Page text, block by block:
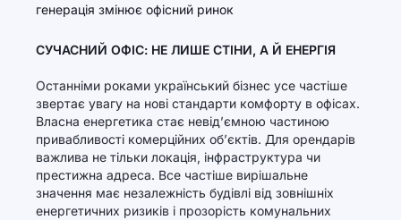
СУЧАСНИЙ ОФІС: НЕ ЛИШЕ СТІНИ, А Й ЕНЕРГІЯ
Останніми роками український бізнес усе частіше
звертає увагу на нові стандарти комфорту в офісах.
Власна енергетика стає невід’ємною частиною
привабливості комерційних об’єктів. Для орендарів
важлива не тільки локація, інфраструктура чи
престижна адреса. Все частіше вирішальне
значення має незалежність будівлі від зовнішніх
енергетичних ризиків і прозорість комунальних